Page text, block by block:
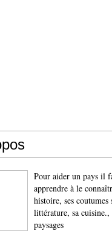
Pour aider un pays il
apprendre à le
histoire, ses coutumes
littérature, sa cuisine.,
paysages